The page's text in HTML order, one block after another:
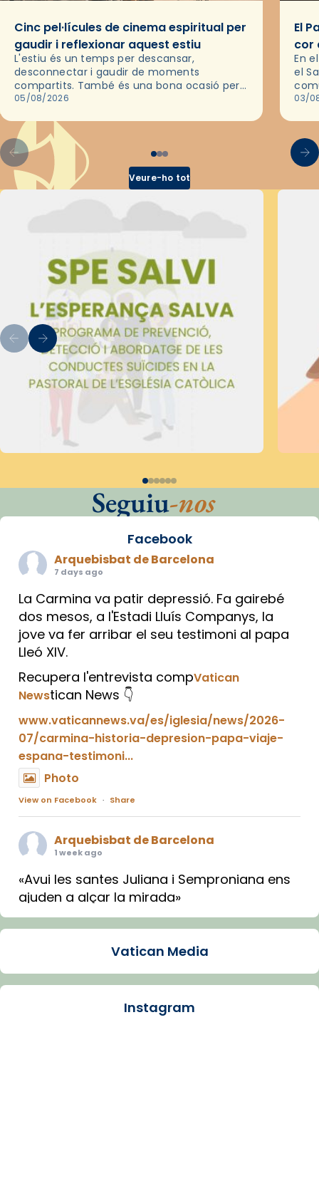
Cinc pel·lícules de cinema espiritual per
gaudir i reflexionar aquest estiu
L'estiu és un temps per descansar,
desconnectar i gaudir de moments
compartits. També és una bona ocasió per
deixar-se portar per una bona història i, a
05/08/2026
El
cor
En
el
de
03/
Veure-ho tot
Seguiu-nos
Facebook
Arquebisbat de Barcelona
7 days ago
La Carmina va patir depressió. Fa gairebé
dos mesos, a l'Estadi Lluís Companys, la
jove va fer arribar el seu testimoni al papa
Lleó XIV.
Recupera l'entrevista compVatican
Newstican News 👇
www.vaticannews.va/es/iglesia/news/2026-
07/carmina-historia-depresion-papa-viaje-
espana-testimoni...
Photo
View on Facebook · Share
Arquebisbat de Barcelona
1 week ago
«Avui les santes Juliana i Semproniana ens
ajuden a alçar la mirada»
Mons. Sergi Gordo, bisbe de Tortosa, ha
Santes de Mataró.
🔗tinyurl.com/cvu5jmbk
Vatican Media
Instagram